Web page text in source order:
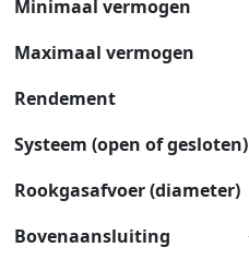
Minimaal vermogen
Maximaal vermogen
Rendement
Systeem (open of gesloten)
Rookgasafvoer (diameter)
Bovenaansluiting